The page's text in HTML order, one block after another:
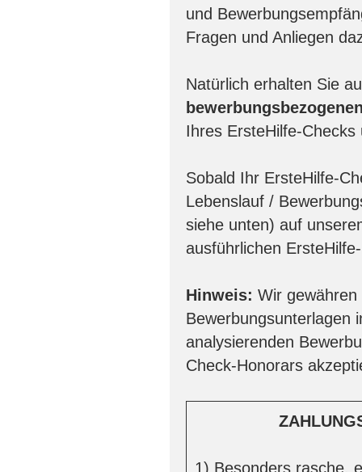
und
Fragen und Anliegen
Natürlich erhalten Sie
Ihres ErsteHilfe-
Sobald Ihr ErsteHilfe-
Lebenslauf /
siehe unten) auf
ausführlichen
Hinweis: Wir
Bewerbungsunterlagen
analysierenden
Check-Honorars
1) Besonders rasche,